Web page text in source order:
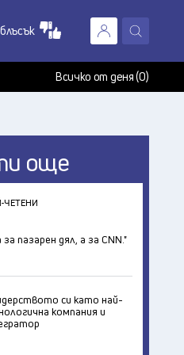
Всичко от деня (0)
още
ЧЕТЕНИ
пазарен дял, а за CNN."
си като най-
компания и